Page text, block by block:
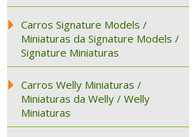
Carros Signature Models /
Miniaturas da Signature Models /
Signature Miniaturas
Carros Welly Miniaturas /
Miniaturas da Welly / Welly
Miniaturas